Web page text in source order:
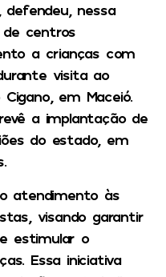
defendeu, nessa
de centros
a crianças com
visita ao
em Maceió.
a implantação de
do estado, em
atendimento às
visando garantir
estimular o
Essa iniciativa